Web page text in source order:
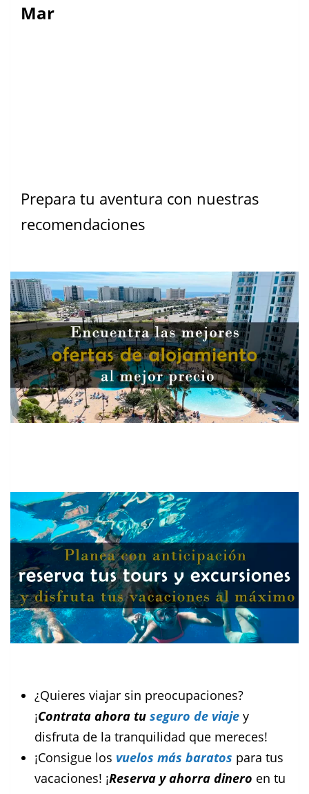
Mar
Prepara tu aventura con nuestras
recomendaciones
¿Quieres viajar sin preocupaciones?
¡Contrata ahora tu seguro de viaje y
disfruta de la tranquilidad que mereces!
¡Consigue los vuelos más baratos para tus
vacaciones! ¡Reserva y ahorra dinero en tu